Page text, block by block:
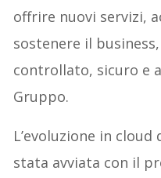
offrire nuovi servizi,
sostenere il
controllato, sicuro e
Gruppo.
L’evoluzione in
stata avviata con il